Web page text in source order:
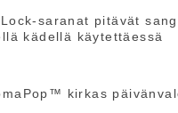
saranat pitävät
kädellä käytettäessä
kirkas